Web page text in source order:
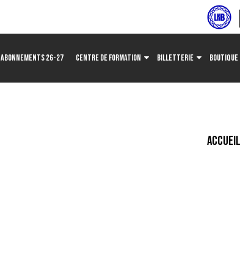
ABONNEMENTS 26-27 CENTRE DE FORMATION BILLETTERIE BOUTIQUE